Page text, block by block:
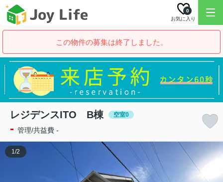
お気に入り
0
この物件の募集は終了しました。
レジデンスITO B棟 空室0
- 管理/共益費 -
1 /2